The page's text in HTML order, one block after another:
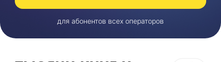
для абонентов всех операторов